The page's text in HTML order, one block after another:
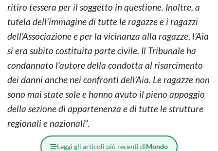
ritiro tessera per il soggetto in questione. Inoltre, a
tutela dell’immagine di tutte le ragazze e i ragazzi
dell’Associazione e per la vicinanza alla ragazze, l’Aia
si era subito costituita parte civile. Il Tribunale ha
condannato l’autore della condotta al risarcimento
dei danni anche nei confronti dell’Aia. Le ragazze non
sono mai state sole e hanno avuto il pieno appoggio
della sezione di appartenenza e di tutte le strutture
regionali e nazionali“.
Leggi gli articoli più recenti diMondo